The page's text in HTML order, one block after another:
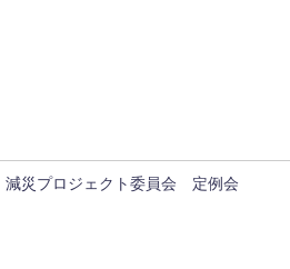
災プロジェクト委員会 定例会